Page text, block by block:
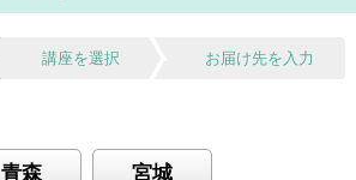
講座を選択 お届け先を入力
青森 宮城